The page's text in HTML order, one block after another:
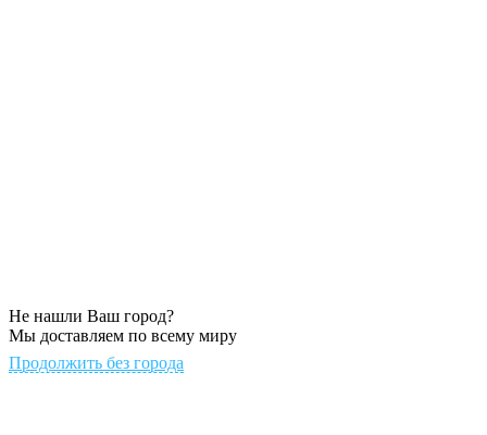
Не нашли Ваш город?
Мы доставляем по всему миру
Продолжить без города